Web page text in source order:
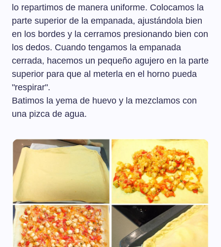
lo repartimos de manera uniforme. Colocamos la
parte superior de la empanada, ajustándola bien
en los bordes y la cerramos presionando bien con
los dedos. Cuando tengamos la empanada
cerrada, hacemos un pequeño agujero en la parte
superior para que al meterla en el horno pueda
"respirar".
Batimos la yema de huevo y la mezclamos con
una pizca de agua.